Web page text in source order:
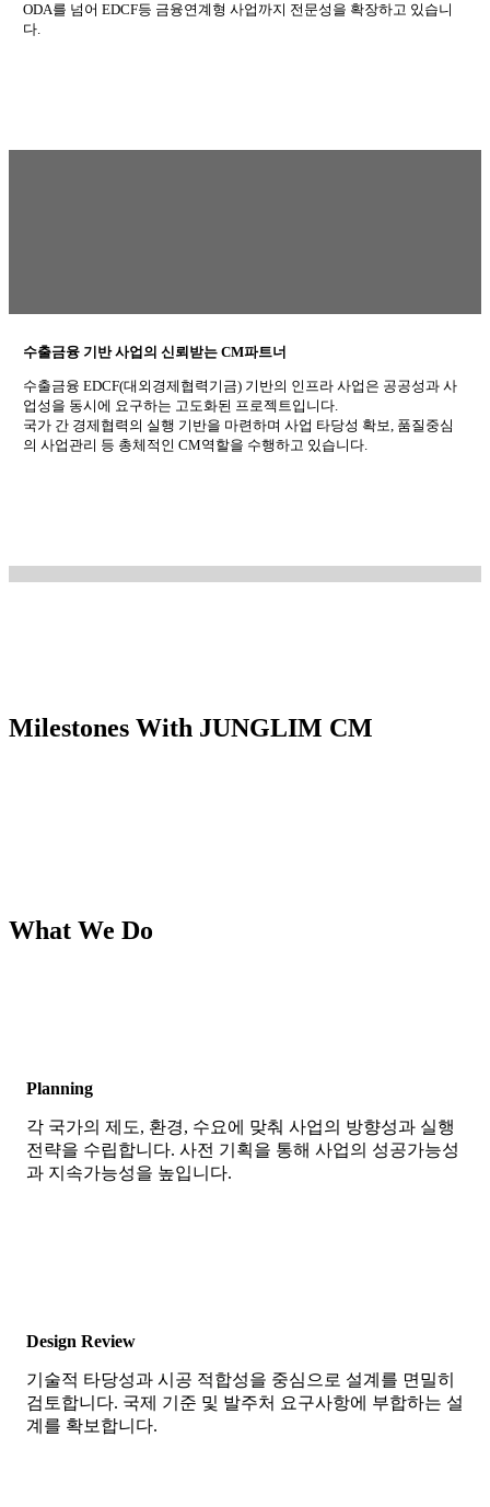
ODA를 넘어 EDCF등 금융연계형 사업까지 전문성을 확장하고 있습니
다.
수출금융 기반 사업의 신뢰받는 CM파트너
수출금융 EDCF(대외경제협력기금) 기반의 인프라 사업은 공공성과 사
업성을 동시에 요구하는 고도화된 프로젝트입니다.
국가 간 경제협력의 실행 기반을 마련하며 사업 타당성 확보, 품질중심
의 사업관리 등 총체적인 CM역할을 수행하고 있습니다.
Milestones With JUNGLIM CM
What We Do
Planning
각 국가의 제도, 환경, 수요에 맞춰 사업의 방향성과 실행
전략을 수립합니다. 사전 기획을 통해 사업의 성공가능성
과 지속가능성을 높입니다.
Design Review
기술적 타당성과 시공 적합성을 중심으로 설계를 면밀히
검토합니다. 국제 기준 및 발주처 요구사항에 부합하는 설
계를 확보합니다.